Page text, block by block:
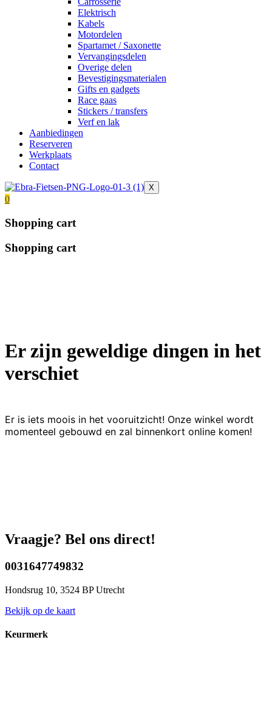
Elektrisch
Kabels
Motordelen
Spartamet / Saxonette
Vervangingsdelen
Overige delen
Bevestigingsmaterialen
Gifts en gadgets
Race gaas
Stickers / transfers
Verf en lak
Aanbiedingen
Reserveren
Werkplaats
Contact
X
0
Shopping cart
Shopping cart
Er zijn geweldige dingen in het
verschiet
Er is iets moois in het vooruitzicht! Onze winkel wordt
momenteel gebouwd en zal binnenkort online komen!
Vraagje? Bel ons direct!
0031647749832
Hondsrug 10, 3524 BP Utrecht
Bekijk op de kaart
Keurmerk